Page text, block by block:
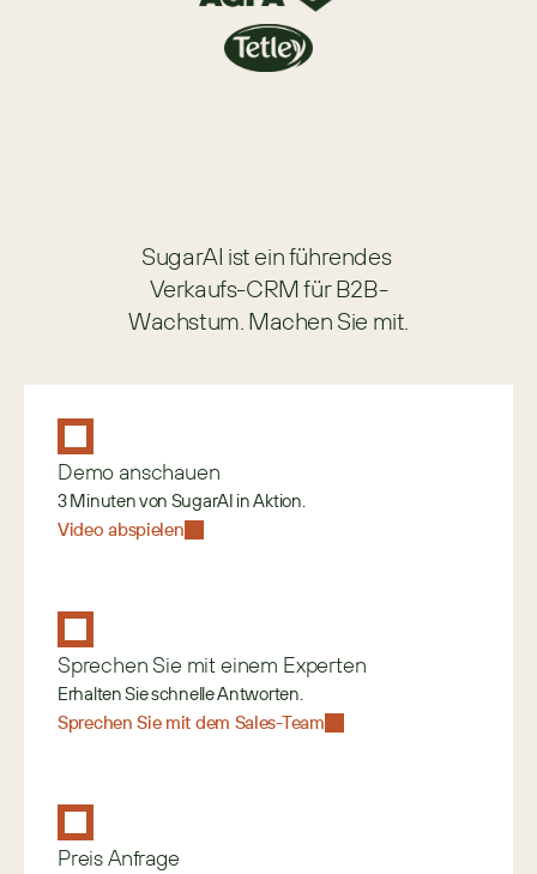
SugarAI ist ein führendes
Verkaufs-CRM für B2B-
Wachstum. Machen Sie mit.
Demo anschauen
3 Minuten von SugarAI in Aktion.
Video abspielen
Sprechen Sie mit einem Experten
Erhalten Sie schnelle Antworten.
Sprechen Sie mit dem Sales-Team
Preis Anfrage